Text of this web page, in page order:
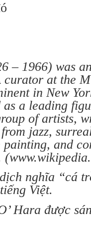
– 1966) was
at the
in New
a leading
of artists,
jazz,
painting, and
nghĩa “cá
Việt.
Hara được